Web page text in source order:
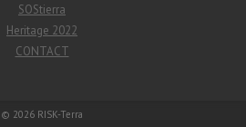
SOStierra
Heritage 2022
CONTACT
© 2026 RISK-Terra